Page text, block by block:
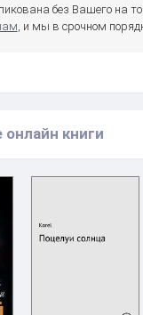
без Вашего на то
, и мы в срочном
книги